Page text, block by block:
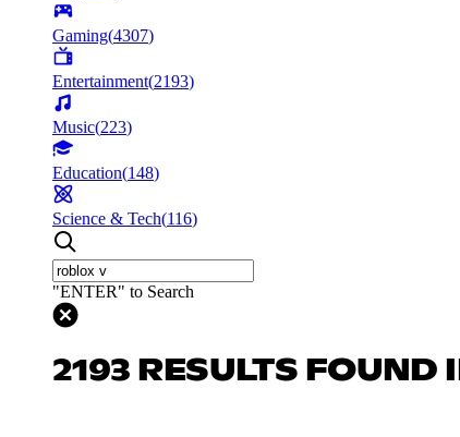
Gaming(4307)
Entertainment(2193)
Music(223)
Education(148)
Science & Tech(116)
"ENTER" to Search
2193 RESULTS FOUND